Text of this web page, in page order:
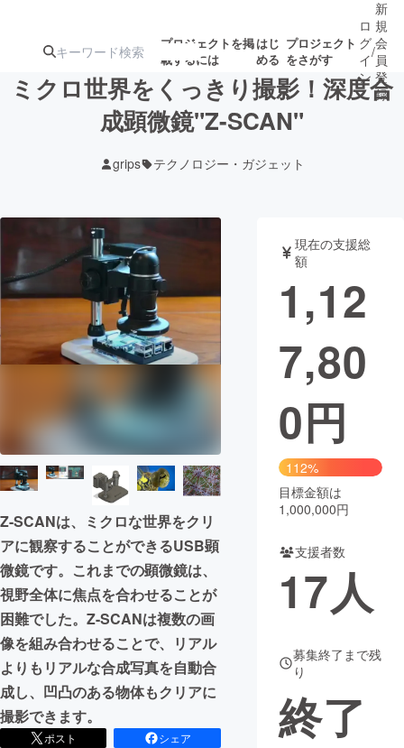
プロジェクトを掲
載するには
はじ
める
プロジェクト
をさがす
ターン
ジェクト
ロジェクト
アート・写真 音楽
テクノロジー・ガジェット ゲーム・サ
映像・映画
まちづくり・地域活性化
CAMPFIRE for Social Good CAMPFIRE Creation
CAMPFIREふるさと納税machi-ya コミュニティ
ロ
グ
イ
ン
/
新
規
会
員
登
録
ミクロ世界をくっきり撮影！深度合
成顕微鏡"Z-SCAN"
grips テクノロジー・ガジェット
Z-SCANは、ミクロな世界をクリ
アに観察することができるUSB顕
微鏡です。これまでの顕微鏡は、
視野全体に焦点を合わせることが
困難でした。Z-SCANは複数の画
像を組み合わせることで、リアル
よりもリアルな合成写真を自動合
成し、凹凸のある物体もクリアに
撮影できます。
ポスト
シェア
現在の支援総
額
1,12
7,80
0円
112%
目標金額は
1,000,000円
支援者数
17人
募集終了まで残
り
終了